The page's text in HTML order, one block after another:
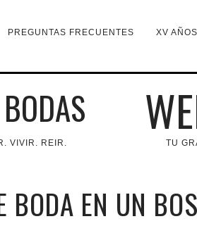
PREGUNTAS FRECUENTES XV
VIVIR. REIR. TU
BODA EN UN